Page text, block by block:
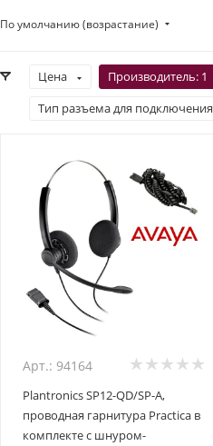
По умолчанию (возрастание)
Цена Производитель: 1
Тип разъема для подключения
Арт.: 94164
Plantronics SP12-QD/SP-A,
проводная гарнитура Practica в
комплекте с шнуром-